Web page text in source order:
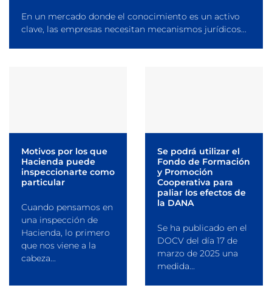
En un mercado donde el conocimiento es un activo
clave, las empresas necesitan mecanismos jurídicos...
Motivos por los que
Hacienda puede
inspeccionarte como
particular
Cuando pensamos en
una inspección de
Hacienda, lo primero
que nos viene a la
cabeza...
Se podrá utilizar el
Fondo de Formación
y Promoción
Cooperativa para
paliar los efectos de
la DANA
Se ha publicado en el
DOCV del día 17 de
marzo de 2025 una
medida...